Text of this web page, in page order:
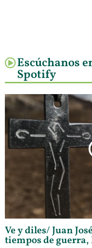
Escúchanos
Spotify
Ve y diles/ Juan
tiempos de